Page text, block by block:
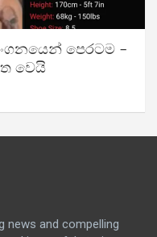
පෙරටම –
වෙයි
news and compelling